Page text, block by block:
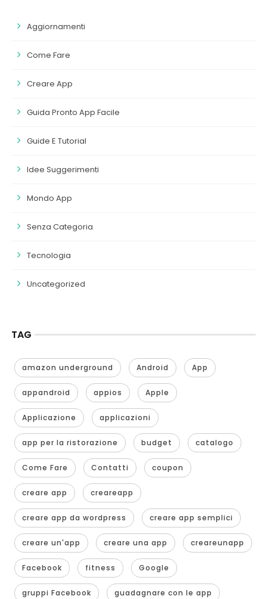
Aggiornamenti
Come Fare
Creare App
Guida Pronto App Facile
Guide E Tutorial
Idee Suggerimenti
Mondo App
Senza Categoria
Tecnologia
Uncategorized
TAG
amazon underground Android App
appandroid appios Apple
Applicazione applicazioni
app per la ristorazione budget catalogo
Come Fare Contatti coupon
creare app creareapp
creare app da wordpress creare app semplici
creare un'app creare una app creareunapp
Facebook fitness Google
gruppi Facebook guadagnare con le app